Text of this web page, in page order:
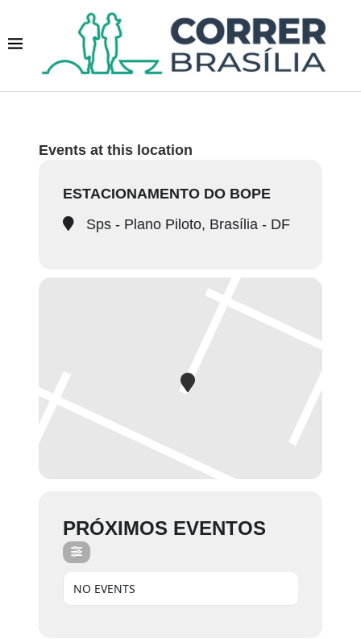
Events at this location
ESTACIONAMENTO DO BOPE
Sps - Plano Piloto, Brasília - DF
PRÓXIMOS EVENTOS
NO EVENTS